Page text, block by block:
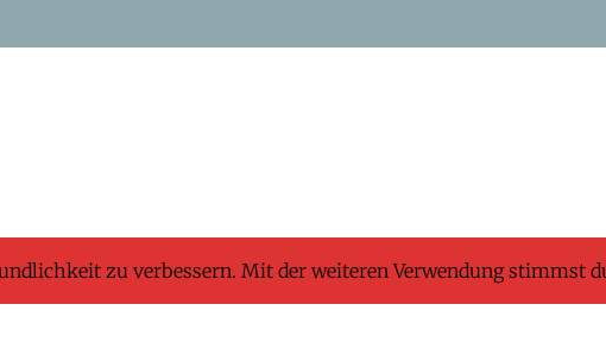
zu verbessern. Mit der weiteren Verwendung stimmst